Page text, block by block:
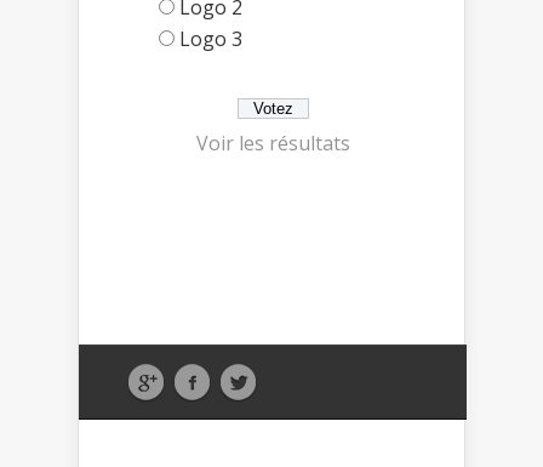
Logo 2
Logo 3
Voir les résultats